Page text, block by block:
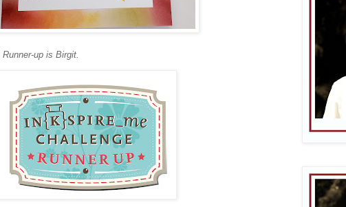
Runner-up is Birgit.